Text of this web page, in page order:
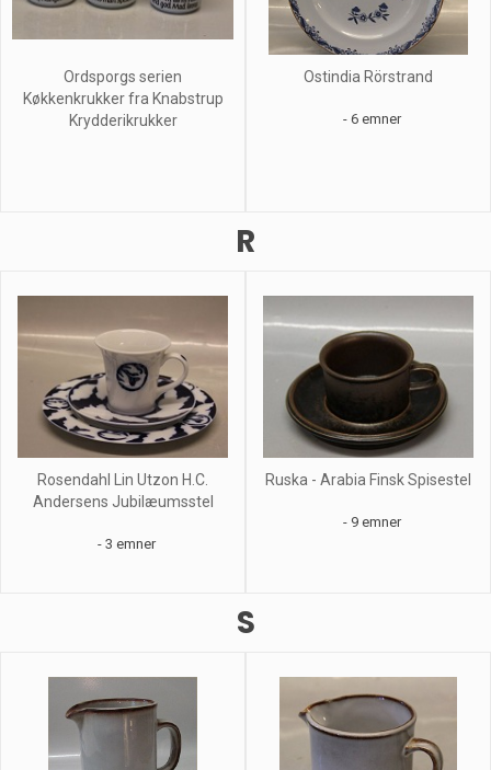
Ordsporgs serien
Køkkenkrukker fra Knabstrup
Krydderikrukker
Ostindia Rörstrand
- 6 emner
R
Rosendahl Lin Utzon H.C.
Andersens Jubilæumsstel
- 3 emner
Ruska - Arabia Finsk Spisestel
- 9 emner
S